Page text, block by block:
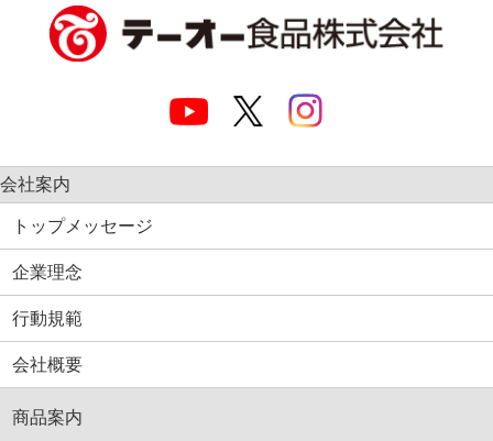
会社案内
トップメッセージ
企業理念
行動規範
会社概要
商品案内